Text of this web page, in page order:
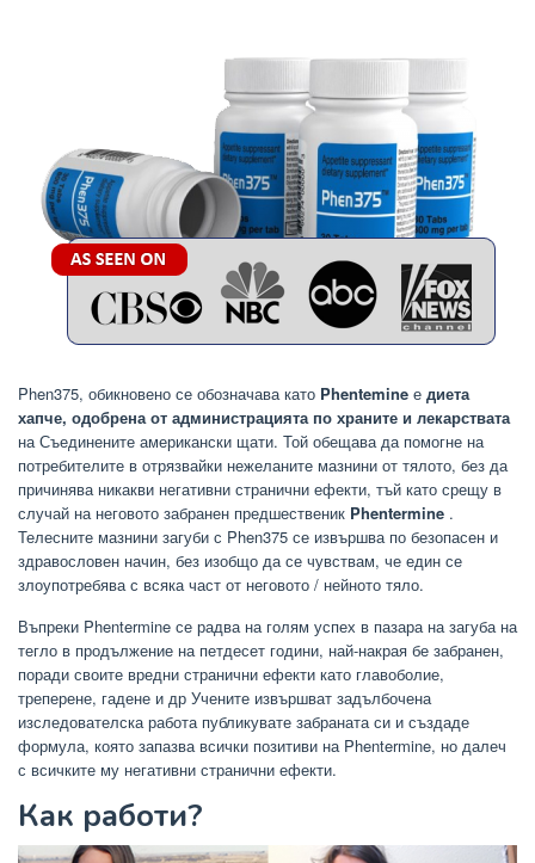
Phen375, обикновено се обозначава като Phentemine е диета
хапче, одобрена от администрацията по храните и лекарствата
на Съединените американски щати. Той обещава да помогне на
потребителите в отрязвайки нежеланите мазнини от тялото, без да
причинява никакви негативни странични ефекти, тъй като срещу в
случай на неговото забранен предшественик Phentermine .
Телесните мазнини загуби с Phen375 се извършва по безопасен и
здравословен начин, без изобщо да се чувствам, че един се
злоупотребява с всяка част от неговото / нейното тяло.
Въпреки Phentermine се радва на голям успех в пазара на загуба на
тегло в продължение на петдесет години, най-накрая бе забранен,
поради своите вредни странични ефекти като главоболие,
треперене, гадене и др Учените извършват задълбочена
изследователска работа публикувате забраната си и създаде
формула, която запазва всички позитиви на Phentermine, но далеч
с всичките му негативни странични ефекти.
Как работи?